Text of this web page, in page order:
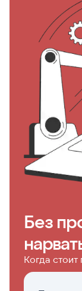
Без
Когда